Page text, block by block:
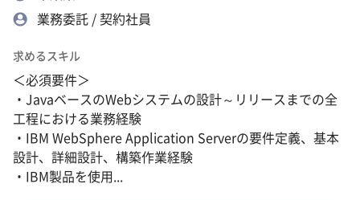
業務委託 / 契約社員
求めるスキル
＜必須要件＞
・JavaベースのWebシステムの設計～リリースまでの全
工程における業務経験
・IBM WebSphere Application Serverの要件定義、基本
設計、詳細設計、構築作業経験
・IBM製品を使用...